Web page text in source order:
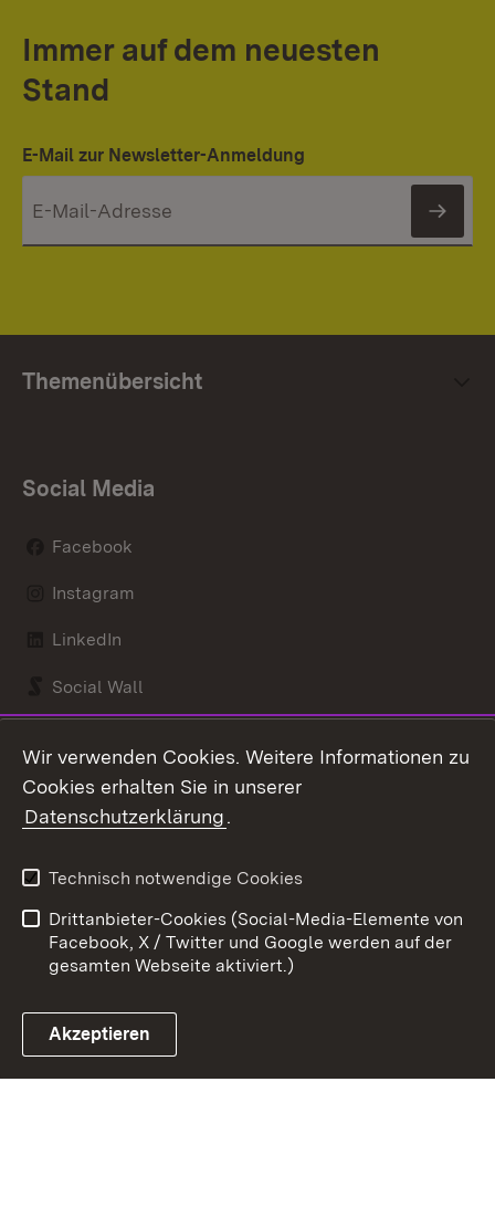
Immer auf dem neuesten
Stand
E-Mail zur Newsletter-Anmeldung
Themenübersicht
Social Media
Facebook
Instagram
LinkedIn
Social Wall
Link zum Landesportal
Kontakt
Barrierefreiheit
Impressum
Cookies
Wir verwenden Cookies. Weitere Informationen zu
Cookies erhalten Sie in unserer
Datenschutzerklärung.
Technisch notwendige Cookies
Drittanbieter-Cookies (Social-Media-Elemente von
Facebook, X / Twitter und Google werden auf der
gesamten Webseite aktiviert.)
Akzeptieren